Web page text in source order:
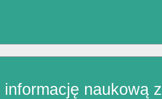
naukową z